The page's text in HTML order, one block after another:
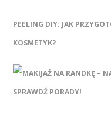
PEELING DIY: JAK
KOSMETYK?